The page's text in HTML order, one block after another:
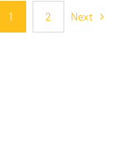
1 2 Next